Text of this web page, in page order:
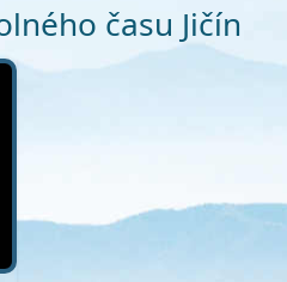
času Jičín